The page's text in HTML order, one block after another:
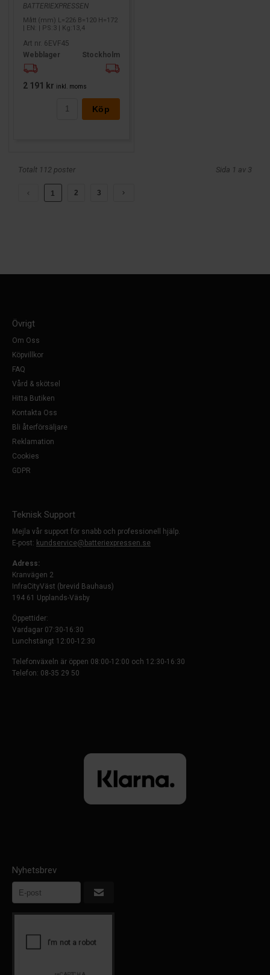
BATTERIEXPRESSEN
Mått (mm) L=226 B=120 H=172
| EN: | PS:3 | Kg:13,4
Art nr. 6EVF45
Webblager
Stockholm
2 191 kr inkl. moms
Köp
Totalt 112 poster Sida 1 av 3
1 2 3
Övrigt
Om Oss
Köpvillkor
FAQ
Vård & skötsel
Hitta Butiken
Kontakta Oss
Bli återförsäljare
Reklamation
Cookies
GDPR
Teknisk Support
Mejla vår support för snabb och professionell hjälp.
E-post: kundservice@batteriexpressen.se
Adress:
Kranvägen 2
InfraCityVäst (brevid Bauhaus)
194 61 Upplands-Väsby
Öppettider:
Vardagar 07:30-16:30
Lunchstängt 12:00-12:30
Telefonväxeln är öppen 08:00-12:00 och 12:30-16:30
Telefon: 08-35 29 50
Nyhetsbrev